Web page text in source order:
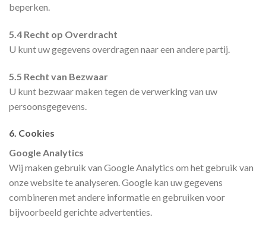
beperken.
5.4 Recht op Overdracht
U kunt uw gegevens overdragen naar een andere partij.
5.5 Recht van Bezwaar
U kunt bezwaar maken tegen de verwerking van uw
persoonsgegevens.
6. Cookies
Google Analytics
Wij maken gebruik van Google Analytics om het gebruik van
onze website te analyseren. Google kan uw gegevens
combineren met andere informatie en gebruiken voor
bijvoorbeeld gerichte advertenties.